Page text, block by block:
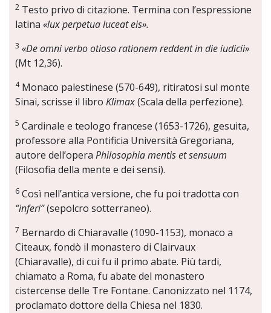
2 Testo privo di citazione. Termina con l’espressione
latina «lux perpetua luceat eis».
3 «De omni verbo otioso rationem reddent in die iudicii»
(Mt 12,36).
4Monaco palestinese (570-649), ritiratosi sul monte
Sinai, scrisse il libro Klimax(Scala della perfezione).
5 Cardinale e teologo francese (1653-1726), gesuita,
professore alla Pontificia Università Gregoriana,
autore dell’opera Philosophia mentis et sensuum
(Filosofia della mente e dei sensi).
6 Così nell’antica versione, che fu poi tradotta con
“inferi”(sepolcro sotterraneo).
7 Bernardo di Chiaravalle (1090-1153), monaco a
Citeaux, fondò il monastero di Clairvaux
(Chiaravalle), di cui fu il primo abate. Più tardi,
chiamato a Roma, fu abate del monastero
cistercense delle Tre Fontane. Canonizzato nel 1174,
proclamato dottore della Chiesa nel 1830.